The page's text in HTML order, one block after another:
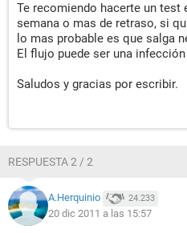
Te recomiendo hacerte un test
semana o mas de retraso, si
lo mas probable es que salga
El flujo puede ser una
Saludos y gracias por escribir.
RESPUESTA 2 / 2
A.Herquinio 24.233
20 dic 2011 a las 15:57